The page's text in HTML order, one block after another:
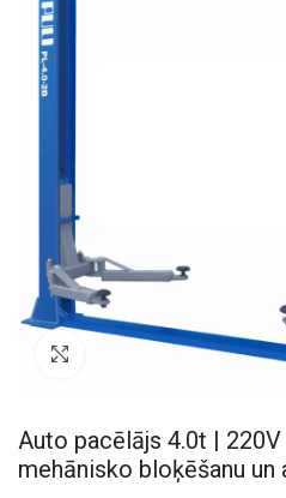
Auto pacēlājs 4.0t |
mehānisko bloķēšanu un